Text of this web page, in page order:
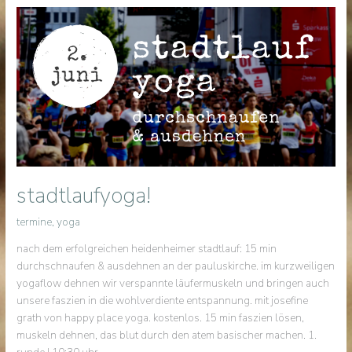
stadtlaufyoga!
termine,yoga
nach dem erfolgreichen heidenheimer stadtlauf: 15 min
durchschnaufen & ausdehnen an der pauluskirche. im kurzweiligen
yogaflow dehnen wir verspannte läufermuskeln und bringen auch
unsere faszien in die wohlverdiente entspannung. mit josefine
grath von happy place yoga. kostenlos. 15 min faszien lösen,
muskeln dehnen, das blut durch den atem basischer machen. 1.